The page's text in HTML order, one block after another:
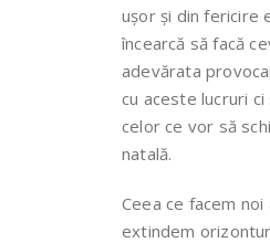
ușor și din fericire
încearcă să facă
adevărata
cu aceste lucruri
celor ce vor să
natală.
Ceea ce facem
extindem